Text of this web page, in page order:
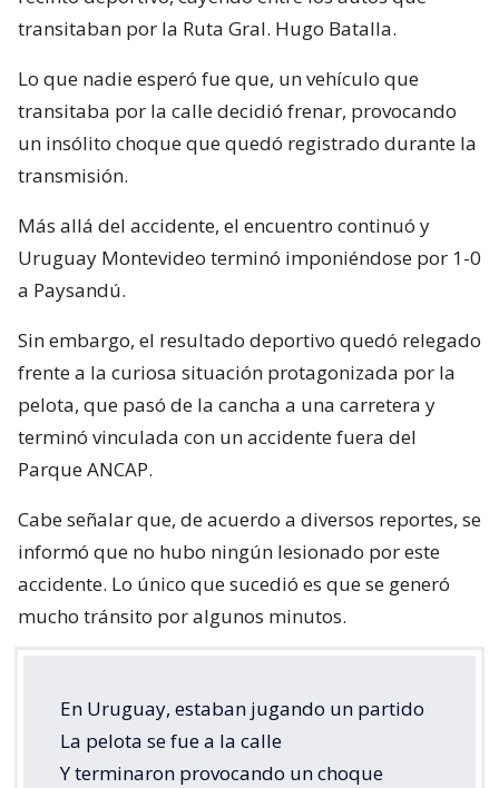
transitaban por la Ruta Gral. Hugo Batalla.
Lo que nadie esperó fue que, un vehículo que
transitaba por la calle decidió frenar, provocando
un insólito choque que quedó registrado durante la
transmisión.
Más allá del accidente, el encuentro continuó y
Uruguay Montevideo terminó imponiéndose por 1-0
a Paysandú.
Sin embargo, el resultado deportivo quedó relegado
frente a la curiosa situación protagonizada por la
pelota, que pasó de la cancha a una carretera y
terminó vinculada con un accidente fuera del
Parque ANCAP.
Cabe señalar que, de acuerdo a diversos reportes, se
informó que no hubo ningún lesionado por este
accidente. Lo único que sucedió es que se generó
mucho tránsito por algunos minutos.
En Uruguay, estaban jugando un partido
La pelota se fue a la calle
Y terminaron provocando un choque